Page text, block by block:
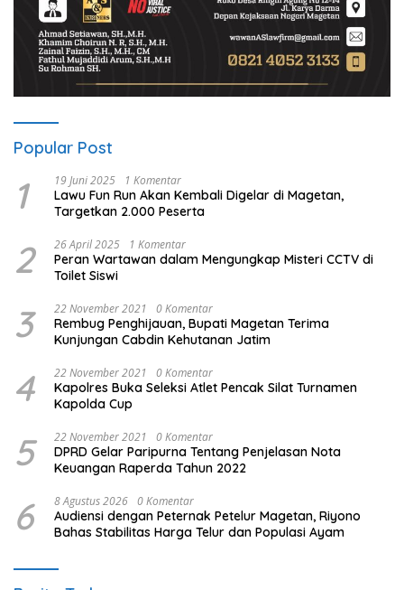
Popular Post
1 19 Juni 2025 1 Komentar
Lawu Fun Run Akan Kembali Digelar di Magetan,
Targetkan 2.000 Peserta
2 26 April 2025 1 Komentar
Peran Wartawan dalam Mengungkap Misteri CCTV di
Toilet Siswi
3 22 November 2021 0 Komentar
Rembug Penghijauan, Bupati Magetan Terima
Kunjungan Cabdin Kehutanan Jatim
4 22 November 2021 0 Komentar
Kapolres Buka Seleksi Atlet Pencak Silat Turnamen
Kapolda Cup
5 22 November 2021 0 Komentar
DPRD Gelar Paripurna Tentang Penjelasan Nota
Keuangan Raperda Tahun 2022
6 8 Agustus 2026 0 Komentar
Audiensi dengan Peternak Petelur Magetan, Riyono
Bahas Stabilitas Harga Telur dan Populasi Ayam